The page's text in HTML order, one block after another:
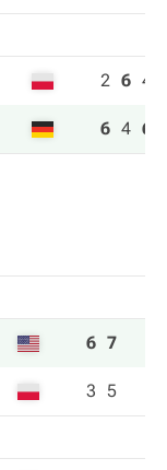
2 6 4
6 4 6
6 7
3 5